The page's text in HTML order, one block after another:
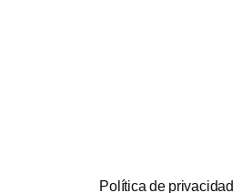
Política de privacidad